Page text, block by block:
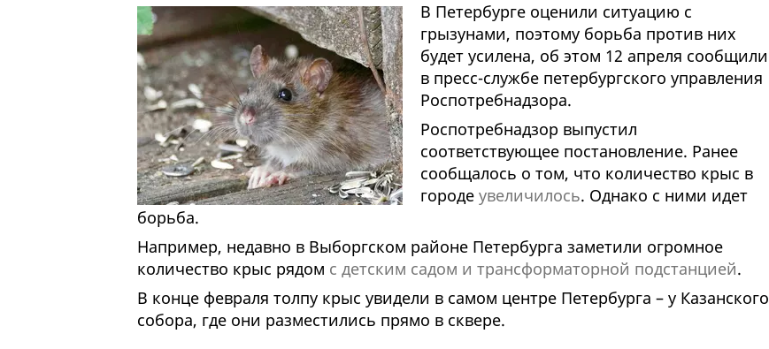
В Петербурге оценили ситуацию с
грызунами, поэтому борьба против них
будет усилена, об этом 12 апреля сообщили
в пресс-службе петербургского управления
Роспотребнадзора.
Роспотребнадзор выпустил
соответствующее постановление. Ранее
сообщалось о том, что количество крыс в
городе увеличилось. Однако с ними идет
борьба.
Например, недавно в Выборгском районе Петербурга заметили огромное
количество крыс рядом с детским садом и трансформаторной подстанцией.
В конце февраля толпу крыс увидели в самом центре Петербурга – у Казанского
собора, где они разместились прямо в сквере.